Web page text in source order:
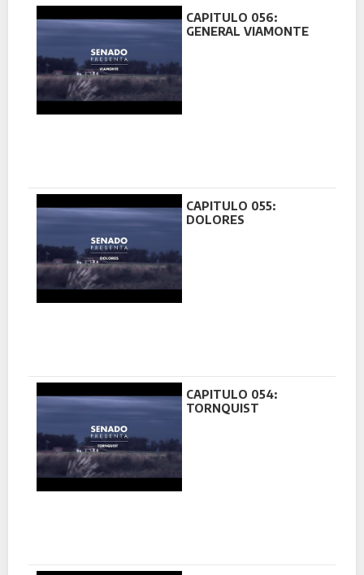
CAPITULO 056:
GENERAL VIAMONTE
CAPITULO 055:
DOLORES
CAPITULO 054:
TORNQUIST